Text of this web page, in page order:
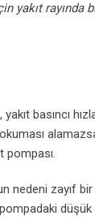
yakıt rayında
basıncı
okuması
pompası.
nedeni zayıf
pompadaki